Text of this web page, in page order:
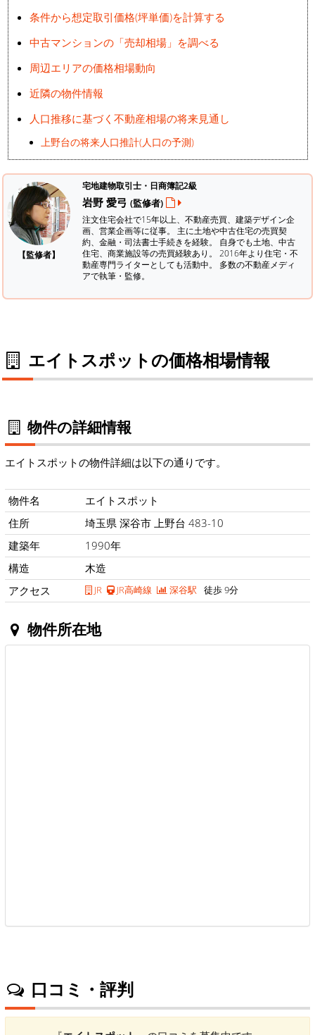
条件から想定取引価格(坪単価)を計算する
中古マンションの「売却相場」を調べる
周辺エリアの価格相場動向
近隣の物件情報
人口推移に基づく不動産相場の将来見通し
上野台の将来人口推計(人口の予測)
【監修者】
宅地建物取引士・日商簿記2級
岩野 愛弓 (監修者)
注文住宅会社で15年以上、不動産売買、建築デザイン企
画、営業企画等に従事。 主に土地や中古住宅の売買契
約、金融・司法書士手続きを経験。 自身でも土地、中古
住宅、商業施設等の売買経験あり。 2016年より住宅・不
動産専門ライターとしても活動中。 多数の不動産メディ
アで執筆・監修。
エイトスポットの価格相場情報
物件の詳細情報
エイトスポットの物件詳細は以下の通りです。
物件名
エイトスポット
住所
埼玉県 深谷市 上野台 483-10
建築年
1990年
構造
木造
アクセス
JR JR高崎線 深谷駅 徒歩 9分
物件所在地
口コミ・評判